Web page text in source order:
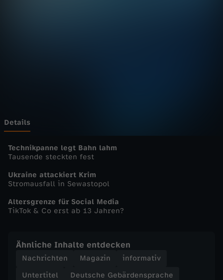
-
h
e
u
e
j
Details
Technikpanne legt Bahn lahm
Tausende steckten fest
Ukraine attackiert Krim
Stromausfall in Sewastopol
Altersgrenze für Social Media
TikTok & Co erst ab 13 Jahren?
Ähnliche Inhalte entdecken
Nachrichten Magazin
informativ
Untertitel
Deutsche Gebärdensprache